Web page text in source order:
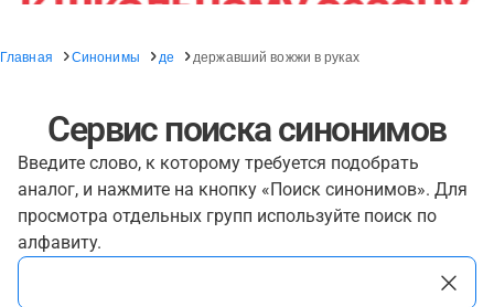
Главная Синонимы де державший вожжи в руках
Сервис поиска синонимов
Введите слово, к которому требуется подобрать
аналог, и нажмите на кнопку «Поиск синонимов». Для
просмотра отдельных групп используйте поиск по
алфавиту.